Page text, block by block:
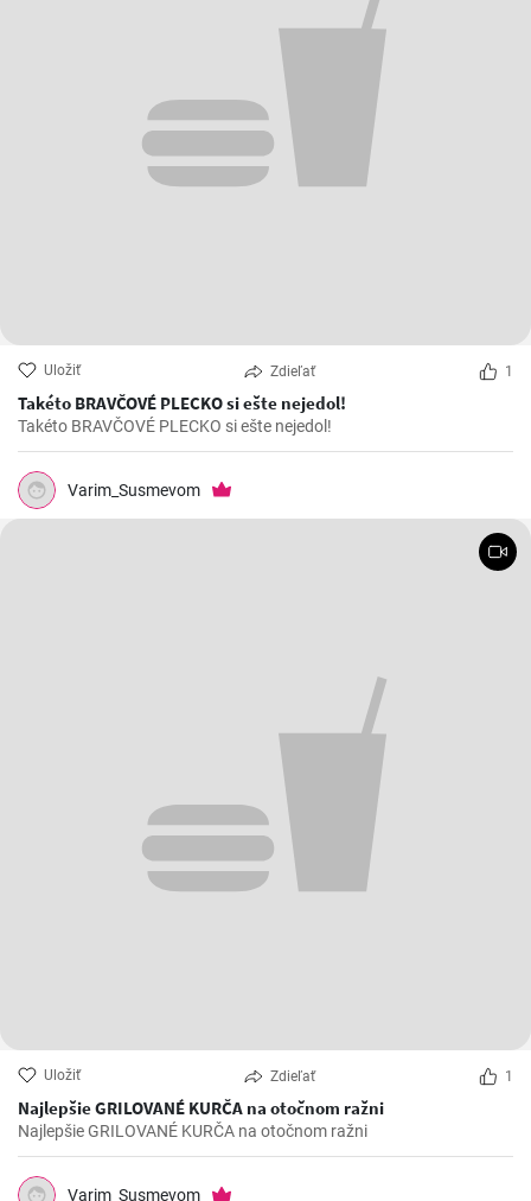
Uložiť Zdieľať 1
Takéto BRAVČOVÉ PLECKO si ešte nejedol!
Takéto BRAVČOVÉ PLECKO si ešte nejedol!
Varim_Susmevom
Uložiť Zdieľať 1
Najlepšie GRILOVANÉ KURČA na otočnom ražni
Najlepšie GRILOVANÉ KURČA na otočnom ražni
Varim_Susmevom